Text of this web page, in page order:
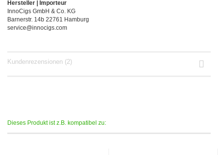
Hersteller | Importeur
InnoCigs GmbH & Co. KG
Barnerstr. 14b 22761 Hamburg
service@innocigs.com
Kundenrezensionen (2)
Dieses Produkt ist z.B. kompatibel zu: